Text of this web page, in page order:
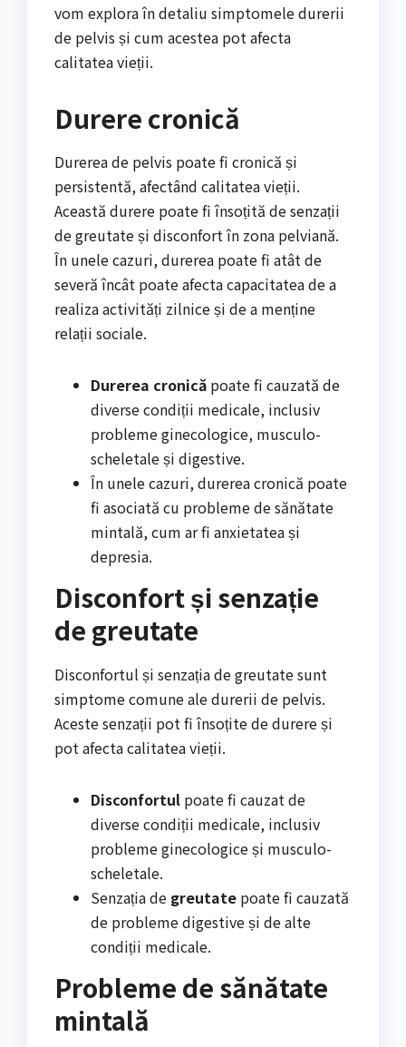
vom explora în detaliu simptomele durerii
de pelvis și cum acestea pot afecta
calitatea vieții.
Durere cronică
Durerea de pelvis poate fi cronică și
persistentă, afectând calitatea vieții.
Această durere poate fi însoțită de senzații
de greutate și disconfort în zona pelviană.
În unele cazuri, durerea poate fi atât de
severă încât poate afecta capacitatea de a
realiza activități zilnice și de a menține
relații sociale.
Durerea cronică poate fi cauzată de
diverse condiții medicale, inclusiv
probleme ginecologice, musculo-
scheletale și digestive.
În unele cazuri, durerea cronică poate
fi asociată cu probleme de sănătate
mintală, cum ar fi anxietatea și
depresia.
Disconfort și senzație
de greutate
Disconfortul și senzația de greutate sunt
simptome comune ale durerii de pelvis.
Aceste senzații pot fi însoțite de durere și
pot afecta calitatea vieții.
Disconfortul poate fi cauzat de
diverse condiții medicale, inclusiv
probleme ginecologice și musculo-
scheletale.
Senzația de greutate poate fi cauzată
de probleme digestive și de alte
condiții medicale.
Probleme de sănătate
mintală